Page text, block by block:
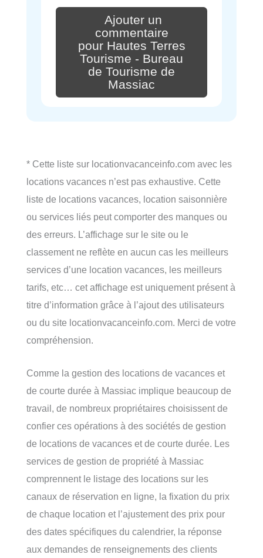
Ajouter un
commentaire
pour Hautes Terres
Tourisme - Bureau
de Tourisme de
Massiac
* Cette liste sur locationvacanceinfo.com avec les
locations vacances n’est pas exhaustive. Cette
liste de locations vacances, location saisonnière
ou services liés peut comporter des manques ou
des erreurs. L’affichage sur le site ou le
classement ne reflète en aucun cas les meilleurs
services d’une location vacances, les meilleurs
tarifs, etc… cet affichage est uniquement présent à
titre d’information grâce à l’ajout des utilisateurs
ou du site locationvacanceinfo.com. Merci de votre
compréhension.
Comme la gestion des locations de vacances et
de courte durée à Massiac implique beaucoup de
travail, de nombreux propriétaires choisissent de
confier ces opérations à des sociétés de gestion
de locations de vacances et de courte durée. Les
services de gestion de propriété à Massiac
comprennent le listage des locations sur les
canaux de réservation en ligne, la fixation du prix
de chaque location et l’ajustement des prix pour
des dates spécifiques du calendrier, la réponse
aux demandes de renseignements des clients